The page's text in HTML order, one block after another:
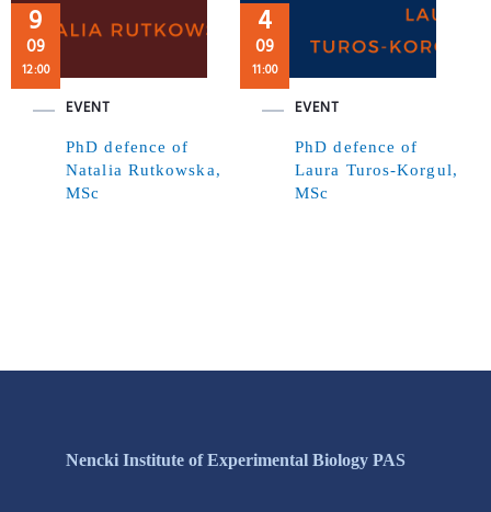
9
09
12:00
EVENT
PhD defence of
Natalia Rutkowska,
MSc
4
09
11:00
EVENT
PhD defence of
Laura Turos-Korgul,
MSc
Nencki Institute of Experimental Biology PAS